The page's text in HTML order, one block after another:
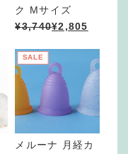
ク Mサイズ
¥3,740¥2,805
SALE
メルーナ 月経カ